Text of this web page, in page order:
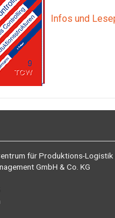
Infos und
für Produktions-Logistik
GmbH & Co. KG